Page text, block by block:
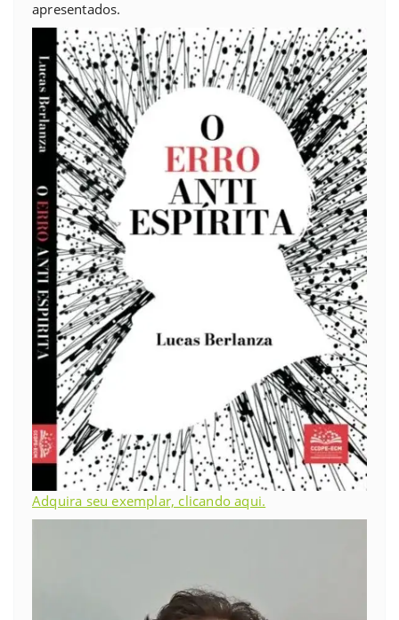
apresentados.
Adquira seu exemplar, clicando aqui.